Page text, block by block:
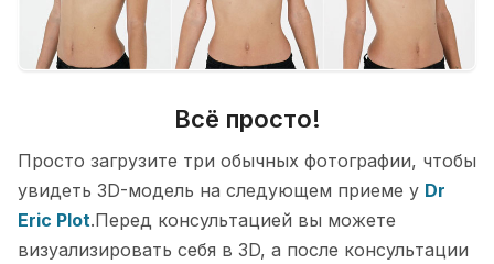
Всё просто!
Просто загрузите три обычных фотографии, чтобы
увидеть 3D-модель на следующем приеме у Dr
Eric Plot.Перед консультацией вы можете
визуализировать себя в 3D, а после консультации